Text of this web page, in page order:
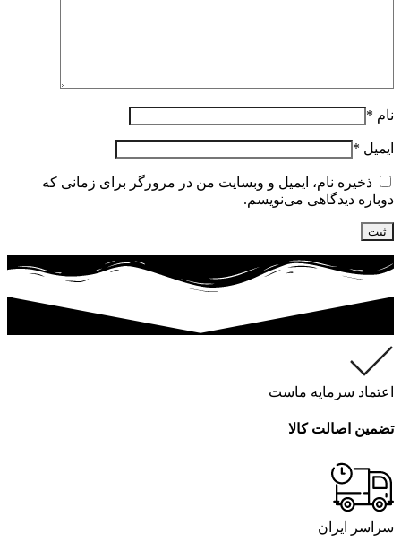
نام *
ایمیل *
ذخیره نام، ایمیل و وبسایت من در مرورگر برای زمانی که
دوباره دیدگاهی می‌نویسم.
اعتماد سرمایه ماست
تضمین اصالت کالا
سراسر ایران